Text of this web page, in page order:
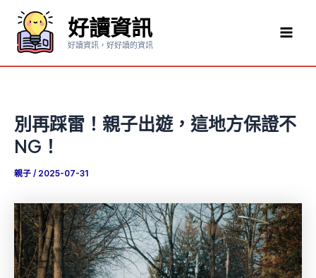
要
好讀資訊
好讀資訊，好好讀的資訊
別再踩雷！親子出遊，這地方保證不
NG！
親子 / 2025-07-31